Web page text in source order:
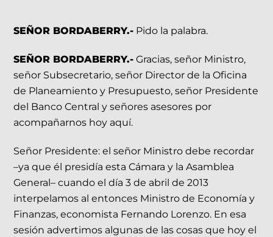
SEÑOR BORDABERRY.- Pido la palabra.
SEÑOR BORDABERRY.- Gracias, señor Ministro,
señor Subsecretario, señor Director de la Oficina
de Planeamiento y Presupuesto, señor Presidente
del Banco Central y señores asesores por
acompañarnos hoy aquí.
Señor Presidente: el señor Ministro debe recordar
–ya que él presidía esta Cámara y la Asamblea
General– cuando el día 3 de abril de 2013
interpelamos al entonces Ministro de Economía y
Finanzas, economista Fernando Lorenzo. En esa
sesión advertimos algunas de las cosas que hoy el